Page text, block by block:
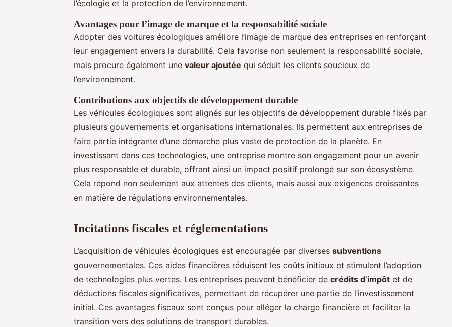
l’écologie et la protection de l’environnement.
Avantages pour l’image de marque et la responsabilité sociale
Adopter des voitures écologiques améliore l’image de marque des entreprises en renforçant
leur engagement envers la durabilité. Cela favorise non seulement la responsabilité sociale,
mais procure également une valeur ajoutée qui séduit les clients soucieux de
l’environnement.
Contributions aux objectifs de développement durable
Les véhicules écologiques sont alignés sur les objectifs de développement durable fixés par
plusieurs gouvernements et organisations internationales. Ils permettent aux entreprises de
faire partie intégrante d’une démarche plus vaste de protection de la planète. En
investissant dans ces technologies, une entreprise montre son engagement pour un avenir
plus responsable et durable, offrant ainsi un impact positif prolongé sur son écosystème.
Cela répond non seulement aux attentes des clients, mais aussi aux exigences croissantes
en matière de régulations environnementales.
Incitations fiscales et réglementations
L’acquisition de véhicules écologiques est encouragée par diverses subventions
gouvernementales. Ces aides financières réduisent les coûts initiaux et stimulent l’adoption
de technologies plus vertes. Les entreprises peuvent bénéficier de crédits d’impôt et de
déductions fiscales significatives, permettant de récupérer une partie de l’investissement
initial. Ces avantages fiscaux sont conçus pour alléger la charge financière et faciliter la
transition vers des solutions de transport durables.